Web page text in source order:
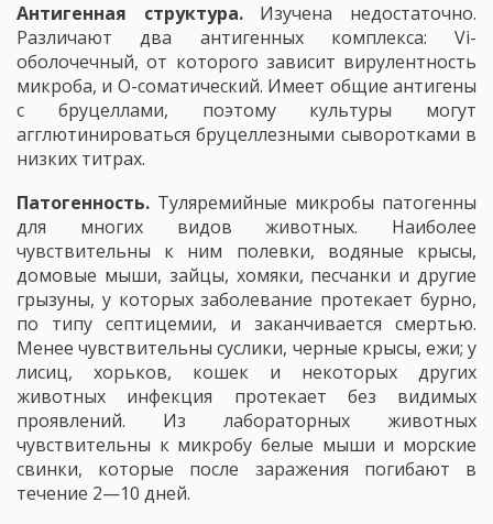
Антигенная структура.Изучена недостаточно.
Различают два антигенных комплекса: Vi-
оболочечный, от которого зависит вирулентность
микроба, и О-соматический. Имеет общие антигены
с бруцеллами, поэтому культуры могут
агглютинироваться бруцеллезными сыворотками в
низких титрах.
Патогенность. Туляремийные микробы патогенны
для многих видов животных. Наиболее
чувствительны к ним полевки, водяные крысы,
домовые мыши, зайцы, хомяки, песчанки и другие
грызуны, у которых заболевание протекает бурно,
по типу септицемии, и заканчивается смертью.
Менее чувствительны суслики, черные крысы, ежи; у
лисиц, хорьков, кошек и некоторых других
животных инфекция протекает без видимых
проявлений. Из лабораторных животных
чувствительны к микробу белые мыши и морские
свинки, которые после заражения погибают в
течение 2—10 дней.